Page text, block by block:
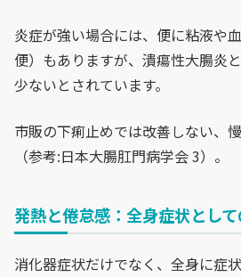
炎症が強い場合には、便に粘液や
便）もありますが、潰瘍性大腸炎
少ないとされています。
市販の下痢止めでは改善しない、
（参考:日本大腸肛門病学会 3）。
発熱と倦怠感：全身症状とし
消化器症状だけでなく、全身に症